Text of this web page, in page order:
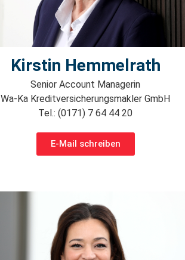
Kirstin Hemmelrath
Senior Account Managerin
Wa-Ka Kreditversicherungsmakler GmbH
Tel.: (0171) 7 64 44 20
E-Mail schreiben